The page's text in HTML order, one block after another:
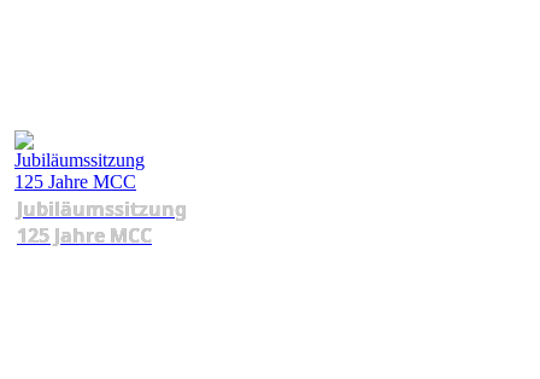
Jubiläumssitzung
125 Jahre MCC